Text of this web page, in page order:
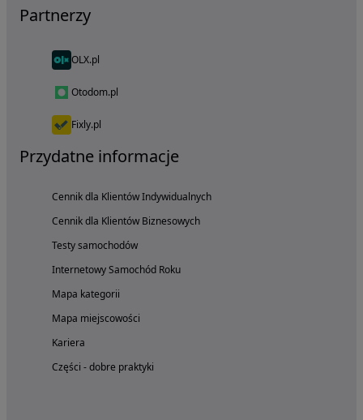
Partnerzy
OLX.pl
Otodom.pl
Fixly.pl
Przydatne informacje
Cennik dla Klientów Indywidualnych
Cennik dla Klientów Biznesowych
Testy samochodów
Internetowy Samochód Roku
Mapa kategorii
Mapa miejscowości
Kariera
Części - dobre praktyki